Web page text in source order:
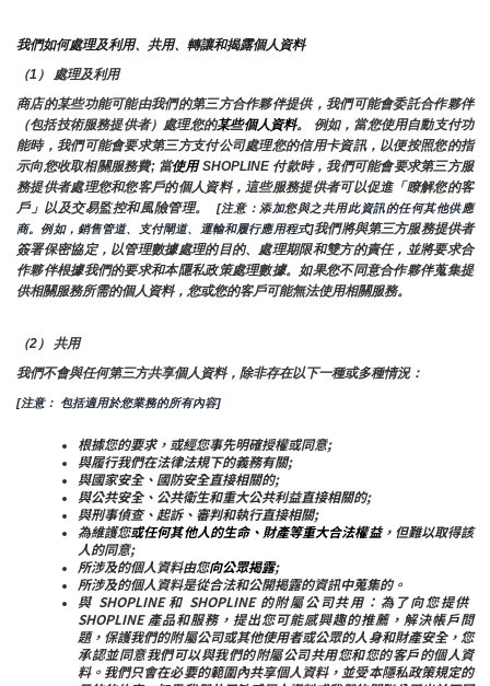
我們如何處理及利用、共用、轉讓和揭露個人資料
（1） 處理及利用
商店的某些功能可能由我們的第三方合作夥伴提供，我們可能會委託合作夥伴
（包括技術服務提供者）處理您的某些個人資料。 例如，當您使用自動支付功
能時，我們可能會要求第三方支付公司處理您的信用卡資訊，以便按照您的指
示向您收取相關服務費; 當使用 SHOPLINE 付款時，我們可能會要求第三方服
務提供者處理您和您客戶的個人資料，這些服務提供者可以促進「瞭解您的客
戶」以及交易監控和風險管理。
[注意：添加您與之共用此資訊的任何其他供應
商。例如，銷售管道、支付閘道、運輸和履行應用程式]我們將與第三方服務提供者
簽署保密協定，以管理數據處理的目的、處理期限和雙方的責任，並將要求合
作夥伴根據我們的要求和本隱私政策處理數據。如果您不同意合作夥伴蒐集提
供相關服務所需的個人資料，您或您的客戶可能無法使用相關服務。
（2） 共用
我們不會與任何第三方共享個人資料，除非存在以下一種或多種情況：
[注意： 包括適用於您業務的所有內容]
根據您的要求，或經您事先明確授權或同意;
與履行我們在法律法規下的義務有關;
與國家安全、國防安全直接相關的;
與公共安全、公共衛生和重大公共利益直接相關的;
與刑事偵查、起訴、審判和執行直接相關;
為維護您或任何其他人的生命、財產等重大合法權益，但難以取得該
人的同意;
所涉及的個人資料由您向公眾揭露;
所涉及的個人資料是從合法和公開揭露的資訊中蒐集的。
與 SHOPLINE 和 SHOPLINE 的附屬公司共用：為了向您提供
SHOPLINE 產品和服務，提出您可能感興趣的推薦，解決帳戶問
題，保護我們的附屬公司或其他使用者或公眾的人身和財產安全，您
承認並同意我們可以與我們的附屬公司共用您和您的客戶的個人資
料。我們只會在必要的範圍內共享個人資料，並受本隱私政策規定的